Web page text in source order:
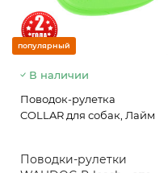
популярный
В наличии
Поводок-рулетка
COLLAR для собак, Лайм
Поводки-рулетки